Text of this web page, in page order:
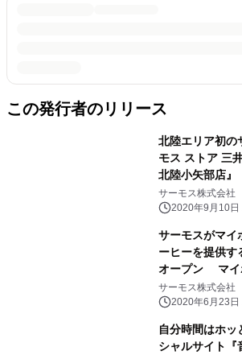
この発行者のリリース
北陸エリア初の
モス ストア 三
北陸小矢部店
にオープン
サーモス株式会社
2020年9月10日
サーモスがマイ
ーヒーを提供す
オープン マイ
イクアウト専門
『THERMOS
サーモス株式会社
2020年6月23日
自分時間はホッ
シャルサイト『